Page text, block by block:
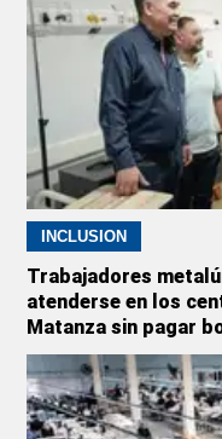
INCLUSIÓN
Trabajadores
atenderse en los
Matanza sin pagar